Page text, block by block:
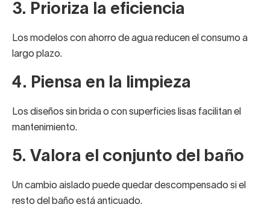
3. Prioriza la eficiencia
Los modelos con ahorro de agua reducen el consumo a
largo plazo.
4. Piensa en la limpieza
Los diseños sin brida o con superficies lisas facilitan el
mantenimiento.
5. Valora el conjunto del baño
Un cambio aislado puede quedar descompensado si el
resto del baño está anticuado.